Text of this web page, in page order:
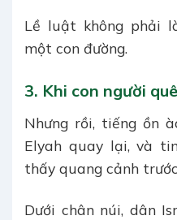
Lề luật không phải
một con đường.
3. Khi con người
Nhưng rồi, tiếng ồn
Elyah quay lại, và
thấy quang cảnh
Dưới chân núi, dân